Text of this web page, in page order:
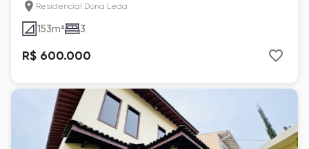
Residencial Dona Leda
153m² 3
R$ 600.000